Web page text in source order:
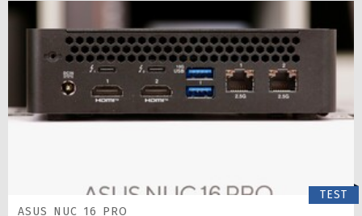
TEST
ASUS NUC 16 PRO